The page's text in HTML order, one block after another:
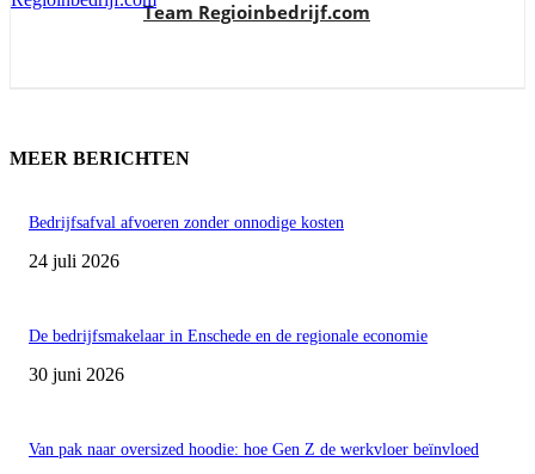
Team Regioinbedrijf.com
MEER BERICHTEN
Bedrijfsafval afvoeren zonder onnodige kosten
24 juli 2026
De bedrijfsmakelaar in Enschede en de regionale economie
30 juni 2026
Van pak naar oversized hoodie: hoe Gen Z de werkvloer beïnvloed